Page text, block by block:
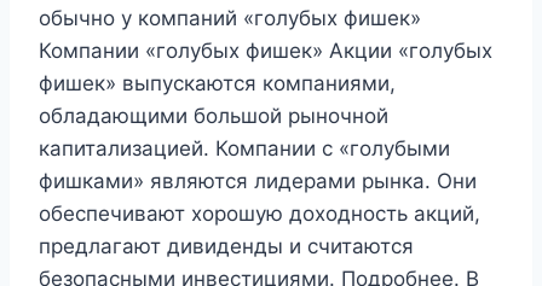
обычно у компаний «голубых фишек»
Компании «голубых фишек» Акции «голубых
фишек» выпускаются компаниями,
обладающими большой рыночной
капитализацией. Компании с «голубыми
фишками» являются лидерами рынка. Они
обеспечивают хорошую доходность акций,
предлагают дивиденды и считаются
безопасными инвестициями. Подробнее. В